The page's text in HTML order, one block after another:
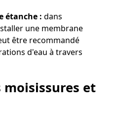
étanche : dans
une membrane
être recommandé
d'eau à travers
et